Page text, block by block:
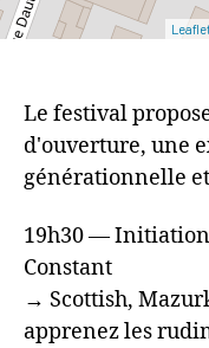
Le festival
d'ouverture, une
générationnelle
19h30 —
Constant
→ Scottish,
apprenez les